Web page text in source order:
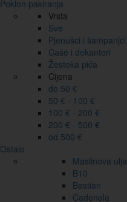
Poklon pakiranja
Vrsta
Sve
Pjenušci i šampanjci
Čaše i dekanteri
Žestoka pića
Cijena
do 50 €
50 € - 100 €
100 € - 200 €
200 € - 500 €
od 500 €
Ostalo
Maslinova ulja
B10
Bastiàn
Cadenela